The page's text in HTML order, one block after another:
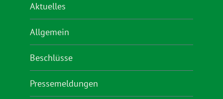
Aktuelles
Allgemein
Beschlüsse
Pressemeldungen